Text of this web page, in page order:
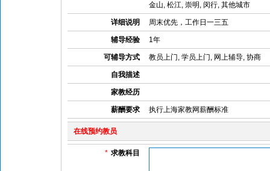
金山, 松江, 崇明, 闵行, 其他城市
详细说明 周末优先，工作日一三五
辅导经验 1年
可辅导方式 教员上门, 学员上门, 网上辅导, 协商
自我描述
家教经历
薪酬要求 执行上海家教网薪酬标准
在线预约教员
* 求教科目